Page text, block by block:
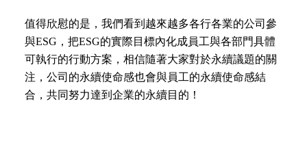
值得欣慰的是，我們看到越來越多各行各業的公司參
與ESG，把ESG的實際目標內化成員工與各部門具體
可執行的行動方案，相信隨著大家對於永續議題的關
注，公司的永續使命感也會與員工的永續使命感結
合，共同努力達到企業的永續目的！